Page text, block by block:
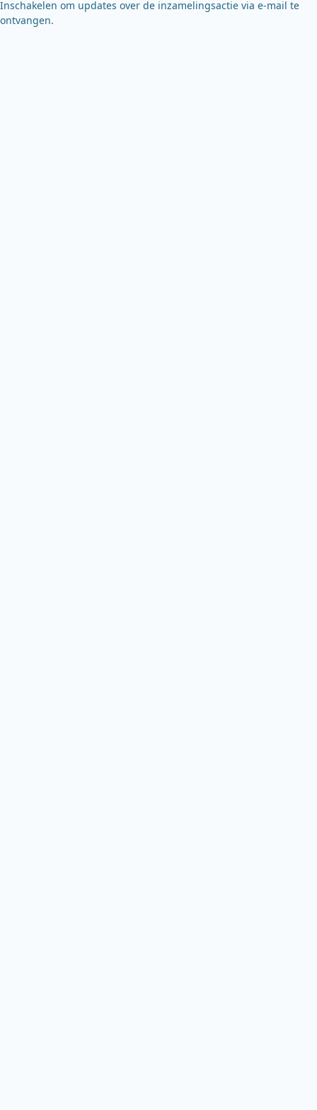
Inschakelen om updates over de inzamelingsactie via e-mail te
ontvangen.